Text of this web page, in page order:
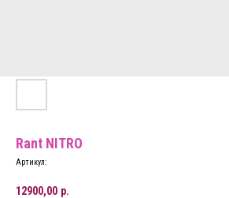
Rant NITRO
Артикул:
12900,00 р.